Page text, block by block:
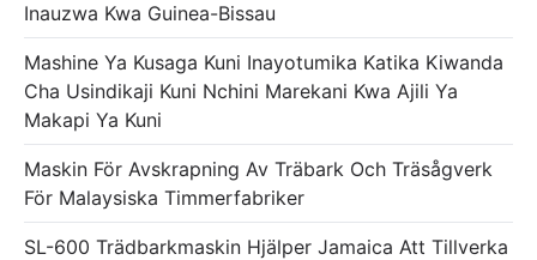
Inauzwa Kwa Guinea-Bissau
Mashine Ya Kusaga Kuni Inayotumika Katika Kiwanda
Cha Usindikaji Kuni Nchini Marekani Kwa Ajili Ya
Makapi Ya Kuni
Maskin För Avskrapning Av Träbark Och Träsågverk
För Malaysiska Timmerfabriker
SL-600 Trädbarkmaskin Hjälper Jamaica Att Tillverka